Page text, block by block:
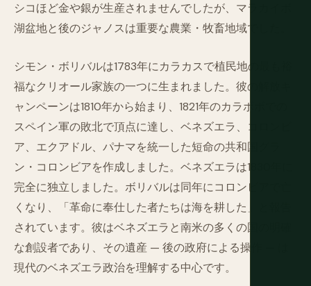
シコほど金や銀が生産されませんでしたが、マラカイボ
湖盆地と後のジャノスは重要な農業・牧畜地域でした。
シモン・ボリバルは1783年にカラカスで植民地の最も裕
福なクリオール家族の一つに生まれました。彼の解放キ
ャンペーンは1810年から始まり、1821年のカラボボでの
スペイン軍の敗北で頂点に達し、ベネズエラ、コロンビ
ア、エクアドル、パナマを統一した短命の共和国グラ
ン・コロンビアを作成しました。ベネズエラは1830年に
完全に独立しました。ボリバルは同年にコロンビアで亡
くなり、「革命に奉仕した者たちは海を耕した」と報告
されています。彼はベネズエラと南米の多くの国の明確
な創設者であり、その遺産 — 後の政府による操作 — は
現代のベネズエラ政治を理解する中心です。